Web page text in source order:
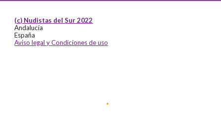
(c) Nudistas del Sur 2022
Andalucía
España
Aviso legal y Condiciones de uso